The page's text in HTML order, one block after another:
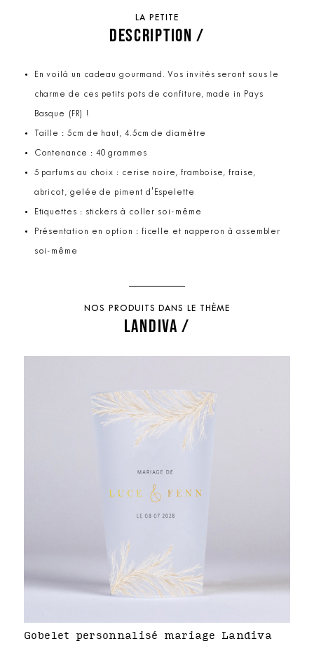
LA PETITE
DESCRIPTION /
En voilà un cadeau gourmand. Vos invités seront sous le
charme de ces petits pots de confiture, made in Pays
Basque (FR) !
Taille : 5cm de haut, 4.5cm de diamètre
Contenance : 40 grammes
5 parfums au choix : cerise noire, framboise, fraise,
abricot, gelée de piment d'Espelette
Etiquettes : stickers à coller soi-même
Présentation en option : ficelle et napperon à assembler
soi-même
NOS PRODUITS DANS LE THÈME
LANDIVA /
Gobelet personnalisé mariage Landiva